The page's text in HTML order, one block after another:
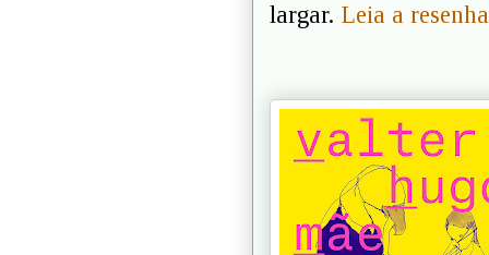
largar. Leia a